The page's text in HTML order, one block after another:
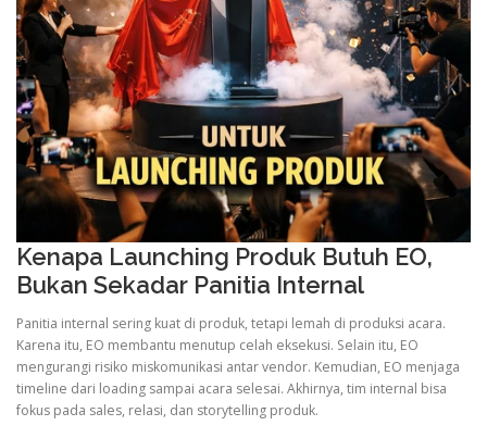
Kenapa Launching Produk Butuh EO,
Bukan Sekadar Panitia Internal
Panitia internal sering kuat di produk, tetapi lemah di produksi acara.
Karena itu, EO membantu menutup celah eksekusi. Selain itu, EO
mengurangi risiko miskomunikasi antar vendor. Kemudian, EO menjaga
timeline dari loading sampai acara selesai. Akhirnya, tim internal bisa
fokus pada sales, relasi, dan storytelling produk.